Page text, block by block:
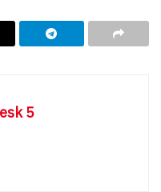
5